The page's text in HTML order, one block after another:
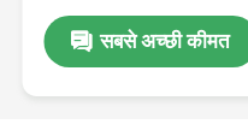
सबसे अच्छी कीमत